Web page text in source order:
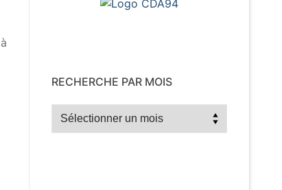
RECHERCHE PAR MOIS
Recherche